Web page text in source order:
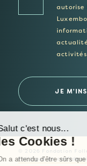
autorise
© 2026 Fondation
Politique de
Salut c'est nous...
les Cookies !
On a attendu d'être sûrs